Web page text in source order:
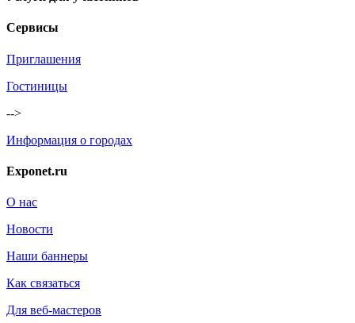
Сервисы
Приглашения
Гостиницы
-->
Информация о городах
Exponet.ru
О нас
Новости
Наши баннеры
Как связаться
Для веб-мастеров